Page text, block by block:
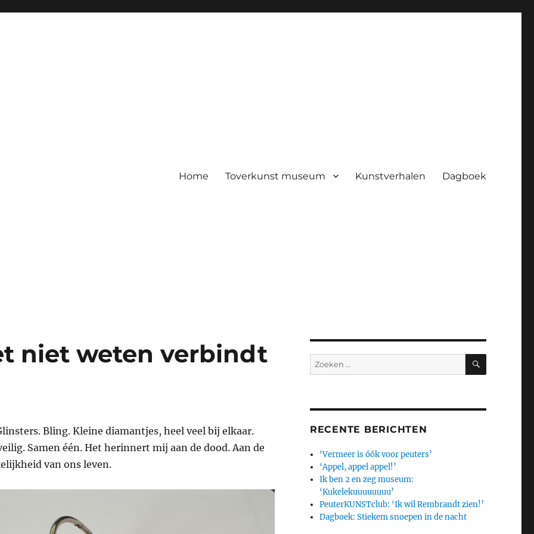
Home Toverkunst museum Kunstverhalen Dagboek
niet weten verbindt
Bling. Kleine diamantjes, heel veel bij elkaar.
Samen één. Het herinnert mij aan de dood. Aan de
van ons leven.
Zoeken
naar:
ZOEKEN
RECENTE BERICHTEN
‘Vermeer is óók voor peuters’
‘Appel, appel appel!’
Ik ben 2 en zeg museum:
‘Kukelekuuuuuuuu’
PeuterKUNSTclub: ‘Ik wil Rembrandt zien!’
Dagboek: Stiekem snoepen in de nacht